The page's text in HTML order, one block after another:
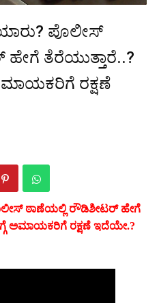
ಪೊಲೀಸ್
ತೆರೆಯುತ್ತಾರೆ..?
ರಕ್ಷಣೆ
ಠಾಣೆಯಲ್ಲಿ ರೌಡಿಶೀಟರ್ ಹೇಗೆ
ಅಮಾಯಕರಿಗೆ ರಕ್ಷಣೆ ಇದೆಯೇ.?